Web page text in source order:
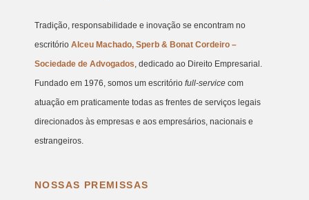
Tradição, responsabilidade e inovação se encontram no
escritório Alceu Machado, Sperb & Bonat Cordeiro –
Sociedade de Advogados, dedicado ao Direito Empresarial.
Fundado em 1976, somos um escritório full-service com
atuação em praticamente todas as frentes de serviços legais
direcionados às empresas e aos empresários, nacionais e
estrangeiros.
NOSSAS PREMISSAS